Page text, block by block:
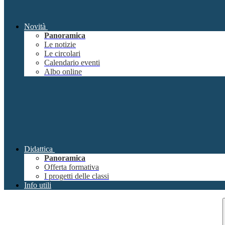
Novità
Panoramica
Le notizie
Le circolari
Calendario eventi
Albo online
Didattica
Panoramica
Offerta formativa
I progetti delle classi
Info utili